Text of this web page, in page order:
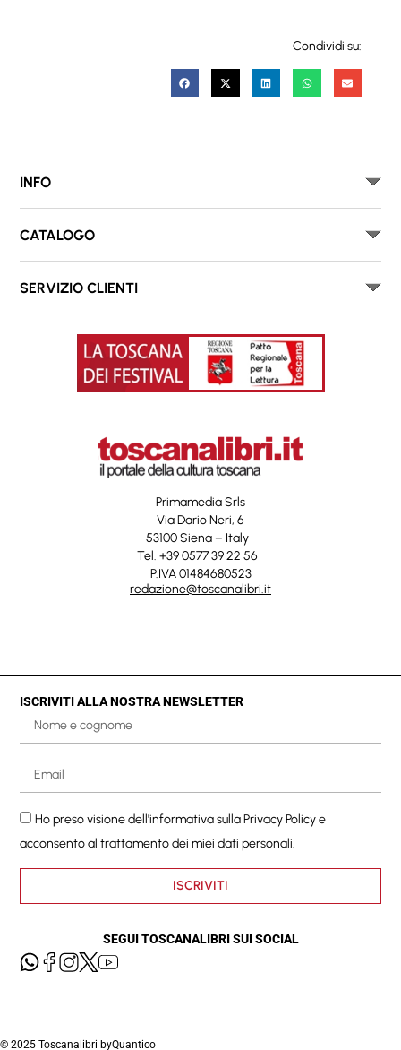
Condividi su:
INFO
CATALOGO
SERVIZIO CLIENTI
Primamedia Srls
Via Dario Neri, 6
53100 Siena – Italy
Tel. +39 0577 39 22 56
P.IVA 01484680523
redazione@toscanalibri.it
ISCRIVITI ALLA NOSTRA NEWSLETTER
Ho preso visione dell'informativa sullaPrivacy Policye
acconsento al trattamento dei miei dati personali.
ISCRIVITI
SEGUI TOSCANALIBRI SUI SOCIAL
© 2025 Toscanalibri byQuantico